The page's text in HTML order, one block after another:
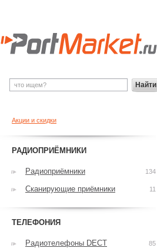
Акции и скидки
РАДИОПРИЁМНИКИ
Радиоприёмники 134
Сканирующие приёмники 11
ТЕЛЕФОНИЯ
Радиотелефоны DECT 85
Найти